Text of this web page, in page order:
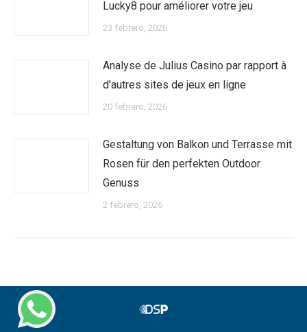
Lucky8 pour améliorer votre jeu
23 febrero, 2026
Analyse de Julius Casino par rapport à
d’autres sites de jeux en ligne
20 febrero, 2026
Gestaltung von Balkon und Terrasse mit
Rosen für den perfekten Outdoor
Genuss
2 febrero, 2026